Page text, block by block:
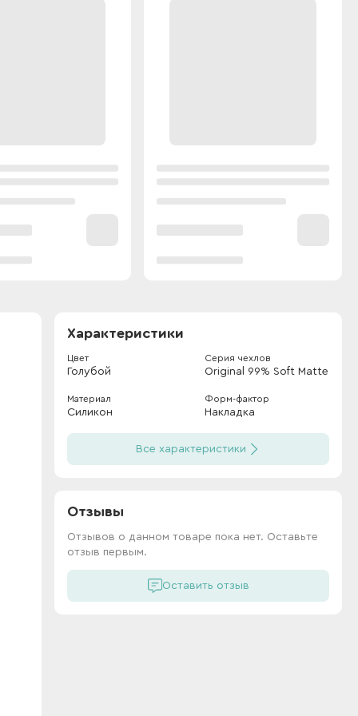
Характеристики
Цвет
Голубой
Серия чехлов
Original 99% Soft Matte
Материал
Силикон
Форм-фактор
Накладка
Все характеристики
Отзывы
Отзывов о данном товаре пока нет. Оставьте
отзыв первым.
Оставить отзыв